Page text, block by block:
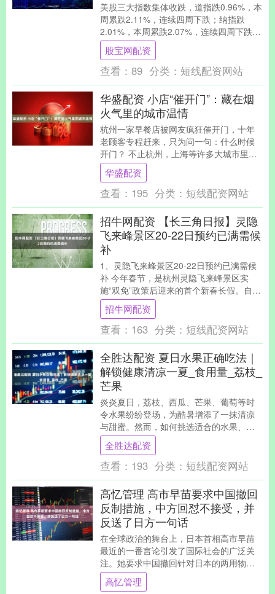
美股三大指数集体收跌，道指跌0.96%，本
周累跌2.11%，连续四周下跌；纳指跌
2.01%，本周累跌2.07%，连续四周下跌；
标普500指数跌1.51%，本周累....
股宝网配资
查看： 89 分类： 短线配资网站
华盛配资 小店“催开门”：藏在烟
火气里的城市温情
杭州一家早餐店被网友疯狂催开门，十年
老顾客专程赶来，只为问一句：什么时候
开门？ 不止杭州，上海等许多大城市里，
都掀起过一轮又一轮“催小店开门”的热潮。
这场集体喊....
华盛配资
查看： 195 分类： 短线配资网站
招牛网配资 【长三角日报】灵隐
飞来峰景区20-22日预约已满需候
补
1、灵隐飞来峰景区20-22日预约已满需候
补 今年春节，是杭州灵隐飞来峰景区实
施“双免”政策后迎来的首个新春长假。自
2025年12月1日起，景区正式实行“实名
预....
招牛网配资
查看： 163 分类： 短线配资网站
全胜达配资 夏日水果正确吃法｜
解锁健康清凉一夏_食用量_荔枝_
芒果
炎炎夏日，荔枝、西瓜、芒果、葡萄等时
令水果纷纷登场，为酷暑增添了一抹清凉
与甜蜜。然而，如何挑选适合的水果、控
制食用量、把握最佳食用时间，成为许多
人关注的健康课题....
全胜达配资
查看： 193 分类： 短线配资网站
高忆管理 高市早苗要求中国撤回
反制措施，中方回怼不接受，并
反送了日方一句话
在全球政治的舞台上，日本首相高市早苗
最近的一番言论引发了国际社会的广泛关
注。她要求中国撤回针对日本的两用物项
出口管制措施，声称这种措施“只针对日
本、不符合国际惯....
高忆管理